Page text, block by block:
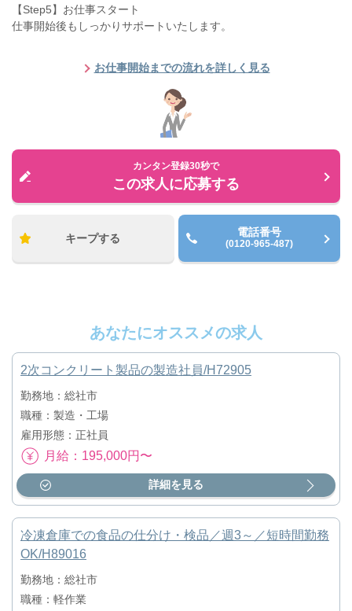
【Step5】お仕事スタート
仕事開始後もしっかりサポートいたします。
お仕事開始までの流れを詳しく見る
カンタン登録30秒で
この求人に応募する
キープする 電話番号
(0120-965-487)
あなたにオススメの求人
2次コンクリート製品の製造社員/H72905
勤務地：総社市
職種：製造・工場
雇用形態：正社員
月給：195,000円〜
詳細を見る
冷凍倉庫での食品の仕分け・検品／週3～／短時間勤務
OK/H89016
勤務地：総社市
職種：軽作業